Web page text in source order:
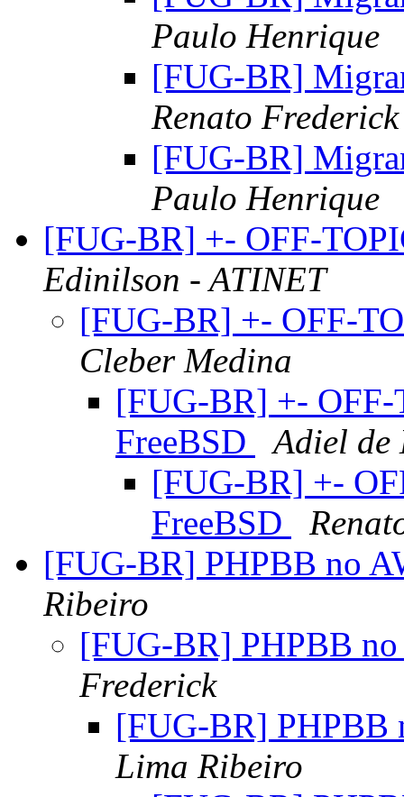
Paulo Henrique
[FUG-BR]
Renato Frederick
[FUG-BR]
Paulo Henrique
[FUG-BR] +- OFF-
Edinilson - ATINET
[FUG-BR] +- OFF-
Cleber Medina
[FUG-BR] +- OFF-
FreeBSD
Adiel de
[FUG-BR] +-
FreeBSD
[FUG-BR] PHPBB no
Ribeiro
[FUG-BR] PHPBB
Frederick
[FUG-BR] PHPBB
Lima Ribeiro